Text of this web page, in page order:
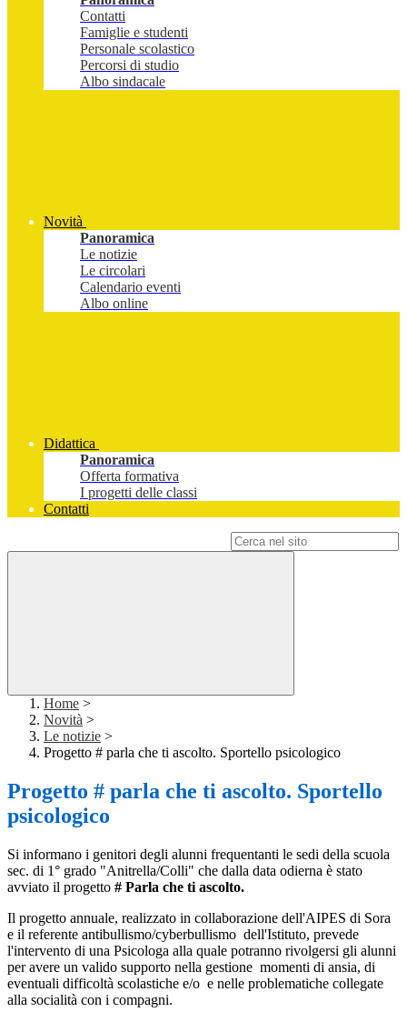
Contatti
Famiglie e studenti
Personale scolastico
Percorsi di studio
Albo sindacale
Novità
Panoramica
Le notizie
Le circolari
Calendario eventi
Albo online
Didattica
Panoramica
Offerta formativa
I progetti delle classi
Contatti
Home >
Novità >
Le notizie >
Progetto # parla che ti ascolto. Sportello psicologico
Progetto # parla che ti ascolto. Sportello
psicologico
Si informano i genitori degli alunni frequentanti le sedi della scuola
sec. di 1° grado "Anitrella/Colli" che dalla data odierna è stato
avviato il progetto # Parla che ti ascolto.
Il progetto annuale, realizzato in collaborazione dell'AIPES di Sora
e il referente antibullismo/cyberbullismo dell'Istituto, prevede
l'intervento di una Psicologa alla quale potranno rivolgersi gli alunni
per avere un valido supporto nella gestione momenti di ansia, di
eventuali difficoltà scolastiche e/o e nelle problematiche collegate
alla socialità con i compagni.